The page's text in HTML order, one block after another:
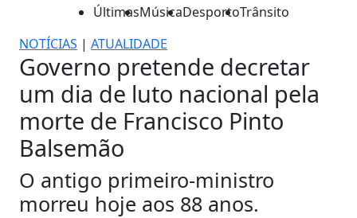
ÚltimasMúsicaDesportoTrânsito
NOTÍCIAS | ATUALIDADE
Governo pretende decretar
um dia de luto nacional pela
morte de Francisco Pinto
Balsemão
O antigo primeiro-ministro
morreu hoje aos 88 anos.